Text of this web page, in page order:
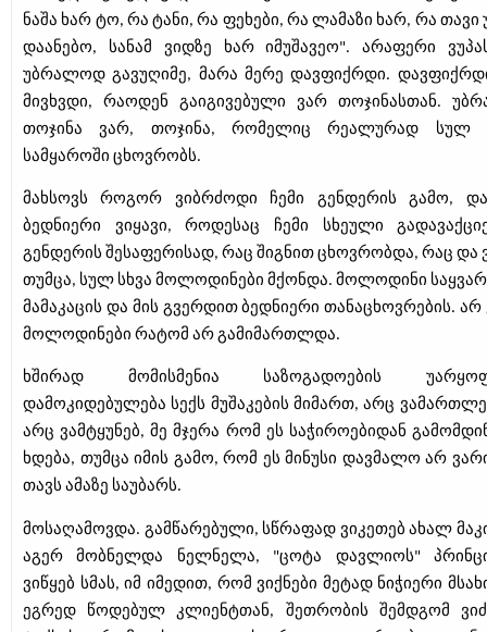
ნაშა ხარ ტო, რა ტანი, რა ფეხები, რა ლამაზი ხარ, რა თავი
დაანებო, სანამ ვიდზე ხარ იმუშავეო". არაფერი
უბრალოდ გავუღიმე, მარა მერე დავფიქრდი.
მივხვდი, რაოდენ გაიგივებული ვარ თოჯინასთან.
თოჯინა ვარ, თოჯინა, რომელიც რეალურად სულ
სამყაროში ცხოვრობს.
მახსოვს როგორ ვიბრძოდი ჩემი გენდერის გამო,
ბედნიერი ვიყავი, როდესაც ჩემი სხეული
გენდერის შესაფერისად, რაც შიგნით ცხოვრობდა, რაც და
თუმცა, სულ სხვა მოლოდინები მქონდა. მოლოდინი
მამაკაცის და მის გვერდით ბედნიერი თანაცხოვრების. არ
მოლოდინები რატომ არ გამიმართლდა.
ხშირად მომისმენია საზოგადოების
დამოკიდებულება სექს მუშაკების მიმართ, არც
არც ვამტყუნებ, მე მჯერა რომ ეს საჭიროებიდან
ხდება, თუმცა იმის გამო, რომ ეს მინუსი დავმალო არ
თავს ამაზე საუბარს.
მოსაღამოვდა. გამწარებული, სწრაფად ვიკეთებ ახალ
აგერ მობნელდა ნელნელა, "ცოტა დავლიოს"
ვიწყებ სმას, იმ იმედით, რომ ვიქნები მეტად ნიჭიერი
ეგრედ წოდებულ კლიენტთან, შეთრობის შემდგომ